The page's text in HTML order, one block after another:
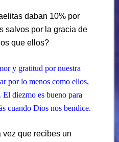
daban 10% por
salvos por la gracia de
que ellos?
y gratitud por nuestra
por lo menos como ellos,
diezmo es bueno para
cuando Dios nos bendice.
vez que recibes un